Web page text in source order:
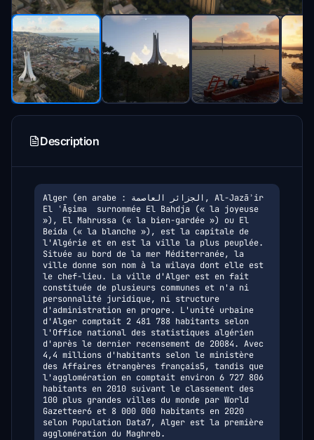
Description
Alger (en arabe : الجزائر العاصمة, Al-Jazāʾir
El ʿĀṣima  surnommée El Bahdja (« la joyeuse
»), El Mahrussa (« la bien-gardée ») ou El
Beida (« la blanche »), est la capitale de
l'Algérie et en est la ville la plus peuplée.
Située au bord de la mer Méditerranée, la
ville donne son nom à la wilaya dont elle est
le chef-lieu. La ville d'Alger est en fait
constituée de plusieurs communes et n'a ni
personnalité juridique, ni structure
d'administration en propre. L'unité urbaine
d'Alger comptait 2 481 788 habitants selon
l'Office national des statistiques algérien
d'après le dernier recensement de 20084. Avec
4,4 millions d'habitants selon le ministère
des Affaires étrangères français5, tandis que
l'agglomération en comptait environ 6 727 806
habitants en 2010 suivant le classement des
100 plus grandes villes du monde par World
Gazetteer6 et 8 000 000 habitants en 2020
selon Population Data7, Alger est la première
agglomération du Maghreb.